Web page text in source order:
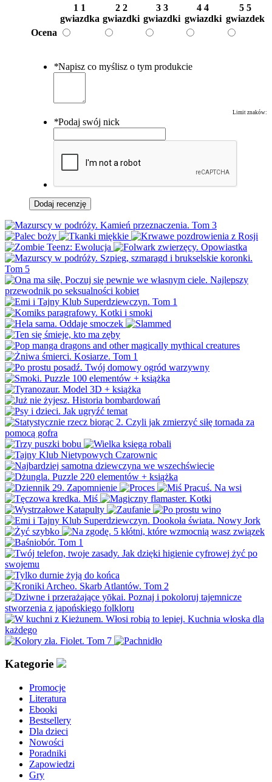
1 1
gwiazdka
2 2
gwiazdki
3 3
gwiazdki
4 4
gwiazdki
5 5
gwiazdek
Ocena
*Napisz co myślisz o tym produkcie
Limit znaków:
*Podaj swój nick
Dodaj recenzję
Kategorie
Promocje
Literatura
Ebooki
Bestsellery
Dla dzieci
Nowości
Poradniki
Zapowiedzi
Gry